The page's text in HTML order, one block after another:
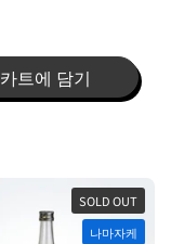
카트에 담기
SOLD OUT
나마자케